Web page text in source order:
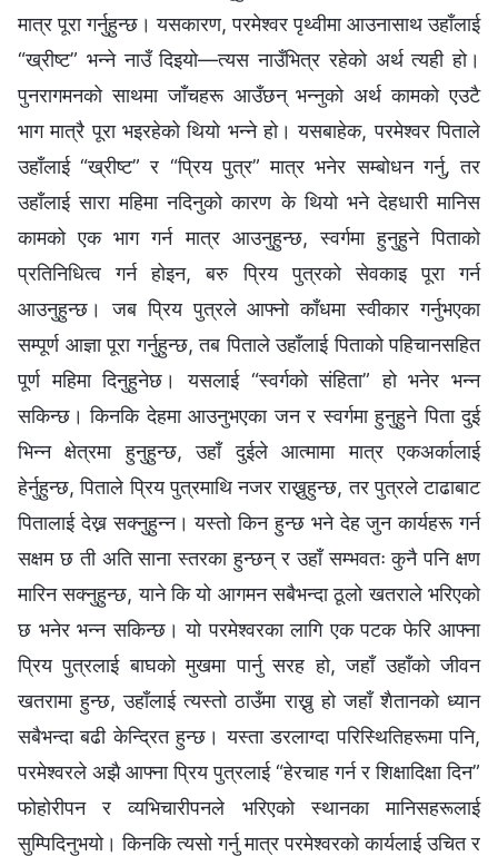
मात्र पूरा गर्नुहुन्छ। यसकारण, परमेश्‍वर पृथ्वीमा आउनासाथ उहाँलाई
“ख्रीष्ट” भन्‍ने नाउँ दिइयो—त्यस नाउँभित्र रहेको अर्थ त्यही हो।
पुनरागमनको साथमा जाँचहरू आउँछन् भन्‍नुको अर्थ कामको एउटै
भाग मात्रै पूरा भइरहेको थियो भन्‍ने हो। यसबाहेक, परमेश्‍वर पिताले
उहाँलाई “ख्रीष्ट” र “प्रिय पुत्र” मात्र भनेर सम्बोधन गर्नु, तर
उहाँलाई सारा महिमा नदिनुको कारण के थियो भने देहधारी मानिस
कामको एक भाग गर्न मात्र आउनुहुन्छ, स्वर्गमा हुनुहुने पिताको
प्रतिनिधित्व गर्न होइन, बरु प्रिय पुत्रको सेवकाइ पूरा गर्न
आउनुहुन्छ। जब प्रिय पुत्रले आफ्नो काँधमा स्वीकार गर्नुभएका
सम्पूर्ण आज्ञा पूरा गर्नुहुन्छ, तब पिताले उहाँलाई पिताको पहिचानसहित
पूर्ण महिमा दिनुहुनेछ। यसलाई “स्वर्गको संहिता” हो भनेर भन्न
सकिन्छ। किनकि देहमा आउनुभएका जन र स्वर्गमा हुनुहुने पिता दुई
भिन्न क्षेत्रमा हुनुहुन्छ, उहाँ दुईले आत्मामा मात्र एकअर्कालाई
हेर्नुहुन्छ, पिताले प्रिय पुत्रमाथि नजर राख्नुहुन्छ, तर पुत्रले टाढाबाट
पितालाई देख्न सक्नुहुन्न। यस्तो किन हुन्छ भने देह जुन कार्यहरू गर्न
सक्षम छ ती अति साना स्तरका हुन्छन् र उहाँ सम्भवतः कुनै पनि क्षण
मारिन सक्नुहुन्छ, याने कि यो आगमन सबैभन्दा ठूलो खतराले भरिएको
छ भनेर भन्न सकिन्छ। यो परमेश्‍वरका लागि एक पटक फेरि आफ्ना
प्रिय पुत्रलाई बाघको मुखमा पार्नु सरह हो, जहाँ उहाँको जीवन
खतरामा हुन्छ, उहाँलाई त्यस्तो ठाउँमा राख्नु हो जहाँ शैतानको ध्यान
सबैभन्दा बढी केन्द्रित हुन्छ। यस्ता डरलाग्दा परिस्थितिहरूमा पनि,
परमेश्‍वरले अझै आफ्ना प्रिय पुत्रलाई “हेरचाह गर्न र शिक्षादिक्षा दिन”
फोहोरीपन र व्यभिचारीपनले भरिएको स्थानका मानिसहरूलाई
सुम्पिदिनुभयो। किनकि त्यसो गर्नु मात्र परमेश्‍वरको कार्यलाई उचित र